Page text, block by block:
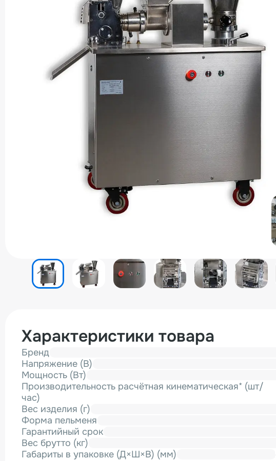
Характеристики товара
Бренд
Напряжение (В)
Мощность (Вт)
Производительность расчётная кинематическая* (шт/
час)
Вес изделия (г)
Форма пельменя
Гарантийный срок
Вес брутто (кг)
Габариты в упаковке (Д×Ш×В) (мм)